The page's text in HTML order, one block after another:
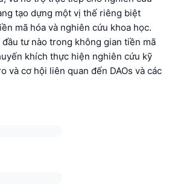
tạo dựng một vị thế riêng biệt
mã hóa và nghiên cứu khoa học.
tư nào trong không gian tiền mã
khích thực hiện nghiên cứu kỹ
và cơ hội liên quan đến DAOs và các